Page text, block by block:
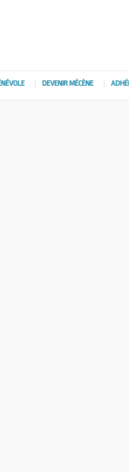
DEVENIR MÉCÈNE